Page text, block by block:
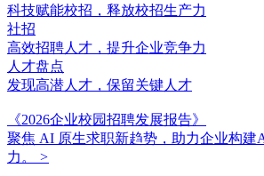
科技赋能校招，释放校招生产力
社招
高效招聘人才，提升企业竞争力
人才盘点
发现高潜人才，保留关键人才
《2026企业校园招聘发展报告》
聚焦 AI 原生求职新趋势，助力企业构建
力。
>